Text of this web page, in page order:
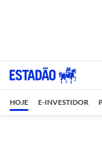
HOJE E-INVESTIDOR